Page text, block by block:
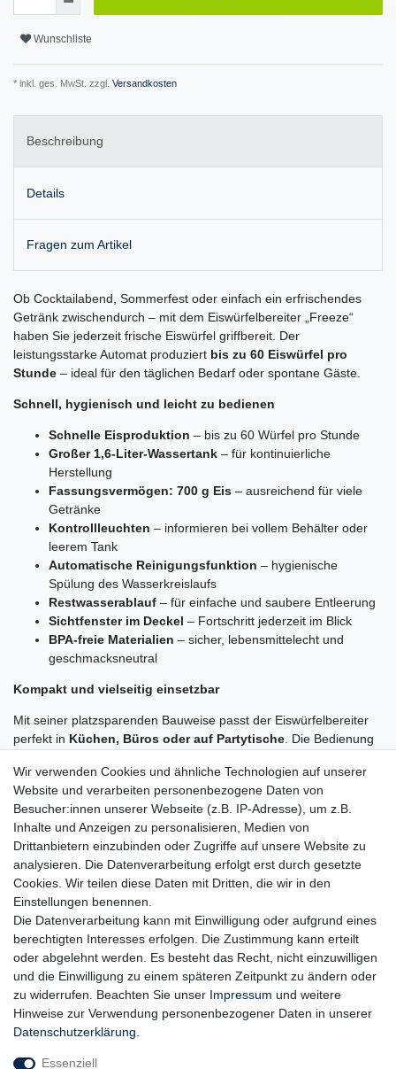
Wunschliste
* inkl. ges. MwSt. zzgl. Versandkosten
Beschreibung
Details
Fragen zum Artikel
Ob Cocktailabend, Sommerfest oder einfach ein erfrischendes
Getränk zwischendurch – mit dem Eiswürfelbereiter „Freeze“
haben Sie jederzeit frische Eiswürfel griffbereit. Der
leistungsstarke Automat produziert bis zu 60 Eiswürfel pro
Stunde – ideal für den täglichen Bedarf oder spontane Gäste.
Schnell, hygienisch und leicht zu bedienen
Schnelle Eisproduktion – bis zu 60 Würfel pro Stunde
Großer 1,6-Liter-Wassertank – für kontinuierliche
Herstellung
Fassungsvermögen: 700 g Eis – ausreichend für viele
Getränke
Kontrollleuchten – informieren bei vollem Behälter oder
leerem Tank
Automatische Reinigungsfunktion – hygienische
Spülung des Wasserkreislaufs
Restwasserablauf – für einfache und saubere Entleerung
Sichtfenster im Deckel – Fortschritt jederzeit im Blick
BPA-freie Materialien – sicher, lebensmittelecht und
geschmacksneutral
Kompakt und vielseitig einsetzbar
Mit seiner platzsparenden Bauweise passt der Eiswürfelbereiter
perfekt in Küchen, Büros oder auf Partytische . Die Bedienung
Vorkenntnisse.
Perfekt gekühlt – immer dann, wenn Sie es brauchen.Der
Eiswürfelbereiter „Freeze“ ist die praktische Lösung für alle, die
Erfrischung lieben und Wert auf einfache Handhabung und
zuverlässige Technik legen.
Zahlung
Versand
Daten­schutz­erklärung
AGB
Wir verwenden Cookies und ähnliche Technologien auf unserer
Website und verarbeiten personenbezogene Daten von
Besucher:innen unserer Webseite (z.B. IP-Adresse), um z.B.
Inhalte und Anzeigen zu personalisieren, Medien von
Drittanbietern einzubinden oder Zugriffe auf unsere Website zu
analysieren. Die Datenverarbeitung erfolgt erst durch gesetzte
Cookies. Wir teilen diese Daten mit Dritten, die wir in den
Einstellungen benennen.
Die Datenverarbeitung kann mit Einwilligung oder aufgrund eines
berechtigten Interesses erfolgen. Die Zustimmung kann erteilt
oder abgelehnt werden. Es besteht das Recht, nicht einzuwilligen
und die Einwilligung zu einem späteren Zeitpunkt zu ändern oder
zu widerrufen. Beachten Sie unser Impressum und weitere
Hinweise zur Verwendung personenbezogener Daten in unserer
Daten­schutz­erklärung
Essenziell